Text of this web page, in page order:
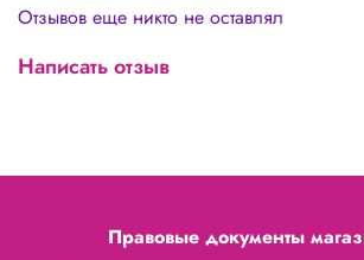
Отзывов еще никто не оставлял
Написать отзыв
Правовые документы